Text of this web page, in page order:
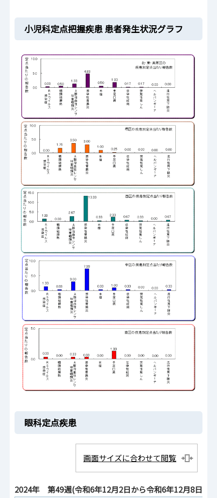
小児科定点把握疾患 患者発生状況グラフ
眼科定点疾患
画面サイズに合わせて閲覧
2024年 第49週(令和6年12月2日から令和6年12月8日)：